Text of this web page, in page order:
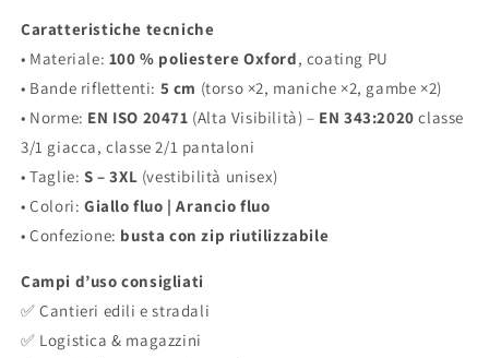
Caratteristiche tecniche
• Materiale: 100 % poliestere Oxford, coating PU
• Bande riflettenti: 5 cm (torso ×2, maniche ×2, gambe ×2)
• Norme: EN ISO 20471 (Alta Visibilità) – EN 343:2020 classe
3/1 giacca, classe 2/1 pantaloni
• Taglie: S – 3XL (vestibilità unisex)
• Colori: Giallo fluo | Arancio fluo
• Confezione: busta con zip riutilizzabile
Campi d’uso consigliati
✅ Cantieri edili e stradali
✅ Logistica & magazzini